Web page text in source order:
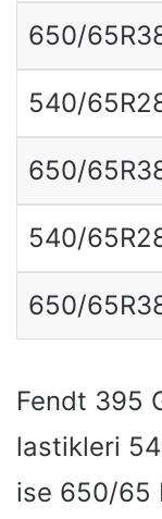
650/
540/
650/
540/
650/
Fendt 395
lastikleri
ise 650/65